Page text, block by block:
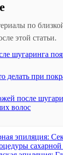
по
этой статьи.
шугаринга
делать при
после
волос
эпиляция: